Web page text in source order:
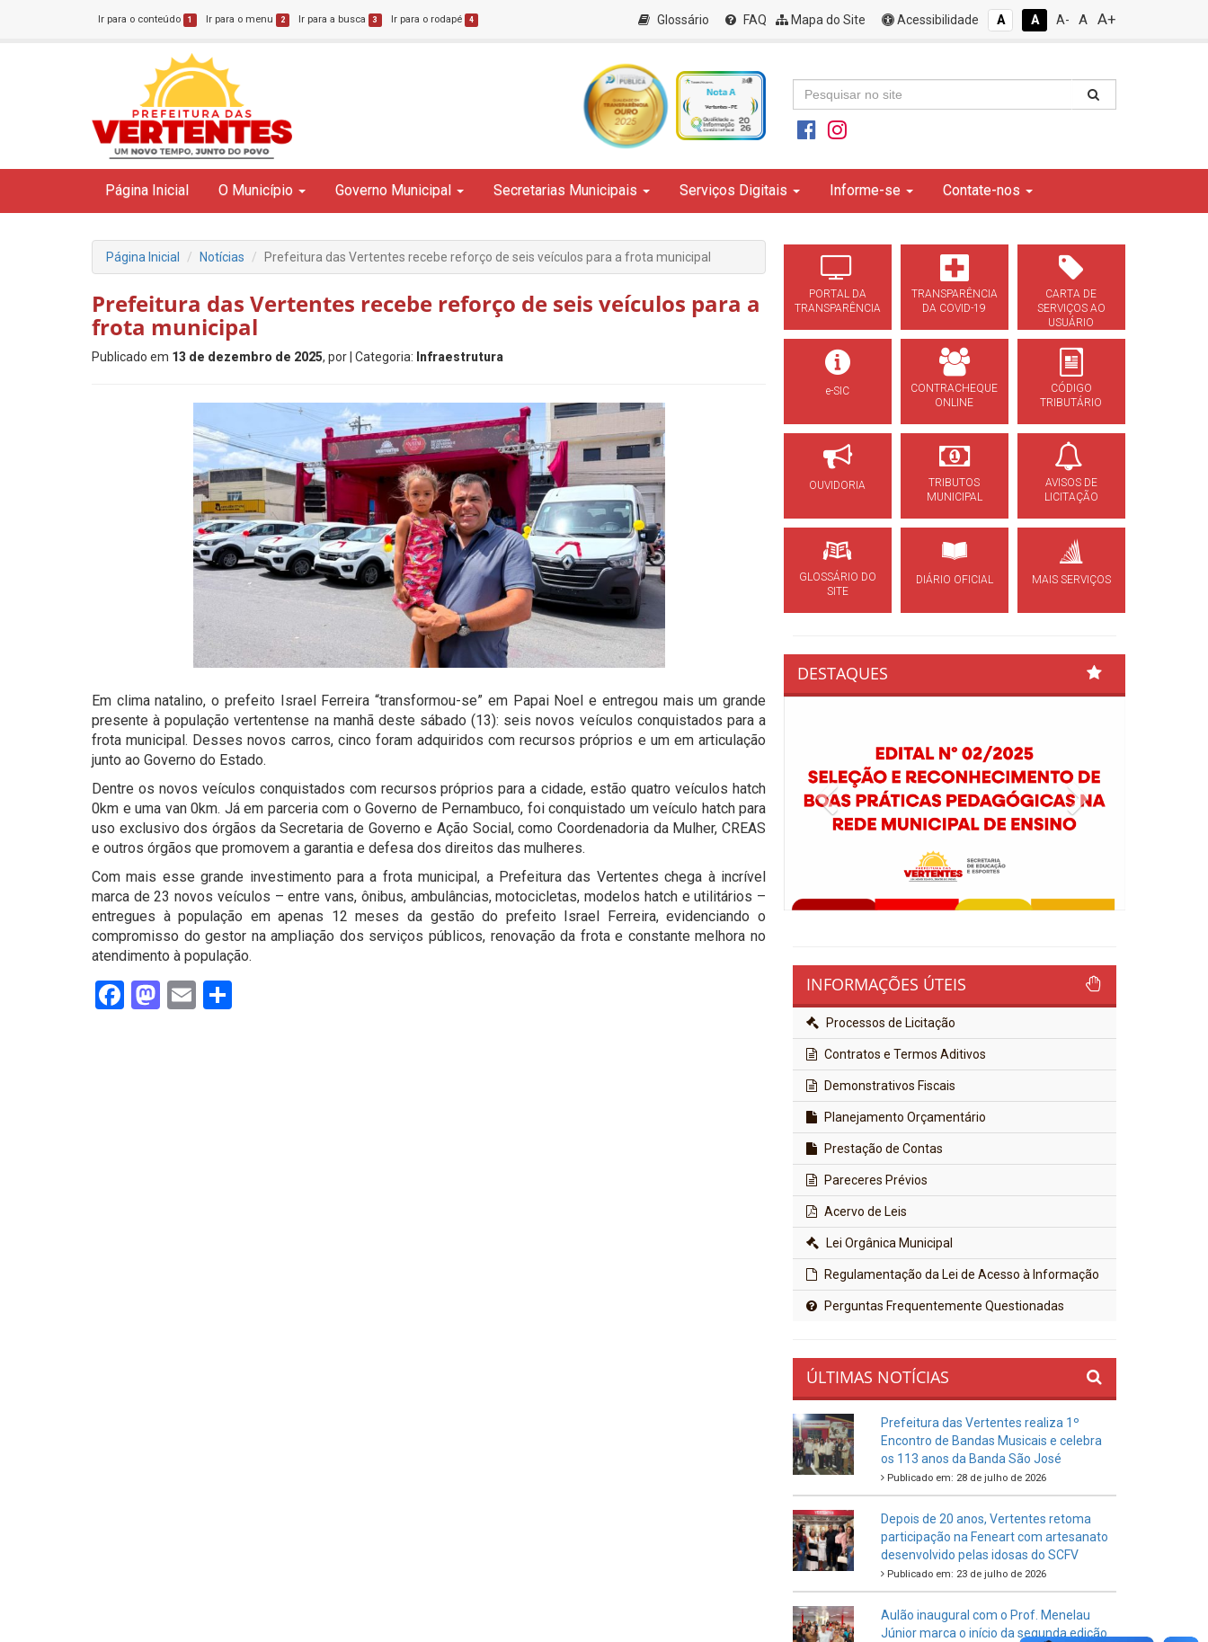
Ir para o conteúdo 1 Ir para o menu 2 Ir para a busca 3 Ir para o rodapé 4 Glossário FAQ Mapa do Site Acessibilidade A A A- A A+
Página Inicial O Município Governo Municipal Secretarias Municipais Serviços Digitais Informe-se Contate-nos
Página Inicial Notícias Prefeitura das Vertentes recebe reforço de seis veículos para a frota municipal
Prefeitura das Vertentes recebe reforço de seis veículos para a
frota municipal
Publicado em 13 de dezembro de 2025, por | Categoria: Infraestrutura
Em clima natalino, o prefeito Israel Ferreira “transformou-se” em Papai Noel e entregou mais um grande
presente à população vertentense na manhã deste sábado (13): seis novos veículos conquistados para a
frota municipal. Desses novos carros, cinco foram adquiridos com recursos próprios e um em articulação
junto ao Governo do Estado.
Dentre os novos veículos conquistados com recursos próprios para a cidade, estão quatro veículos hatch
0km e uma van 0km. Já em parceria com o Governo de Pernambuco, foi conquistado um veículo hatch para
uso exclusivo dos órgãos da Secretaria de Governo e Ação Social, como Coordenadoria da Mulher, CREAS
e outros órgãos que promovem a garantia e defesa dos direitos das mulheres.
Com mais esse grande investimento para a frota municipal, a Prefeitura das Vertentes chega à incrível
marca de 23 novos veículos – entre vans, ônibus, ambulâncias, motocicletas, modelos hatch e utilitários –
entregues à população em apenas 12 meses da gestão do prefeito Israel Ferreira, evidenciando o
compromisso do gestor na ampliação dos serviços públicos, renovação da frota e constante melhora no
atendimento à população.
Facebook
Mastodon
Email
PORTAL DA
TRANSPARÊNCIA
TRANSPARÊNCIA
DA COVID-19
CARTA DE
SERVIÇOS AO
USUÁRIO
e-SIC
CONTRACHEQUE
ONLINE
CÓDIGO
TRIBUTÁRIO
OUVIDORIA
TRIBUTOS
MUNICIPAL
AVISOS DE
LICITAÇÃO
GLOSSÁRIO DO
SITE
DIÁRIO OFICIAL MAIS SERVIÇOS
DESTAQUES
Previous Next
INFORMAÇÕES ÚTEIS
Processos de Licitação
Contratos e Termos Aditivos
Demonstrativos Fiscais
Planejamento Orçamentário
Prestação de Contas
Pareceres Prévios
Acervo de Leis
Lei Orgânica Municipal
Regulamentação da Lei de Acesso à Informação
Perguntas Frequentemente Questionadas
ÚLTIMAS NOTÍCIAS
Prefeitura das Vertentes realiza 1º
Encontro de Bandas Musicais e celebra
os 113 anos da Banda São José
Publicado em: 28 de julho de 2026
Depois de 20 anos, Vertentes retoma
participação na Feneart com artesanato
desenvolvido pelas idosas do SCFV
Publicado em: 23 de julho de 2026
Aulão inaugural com o Prof. Menelau
Júnior marca o início da segunda edição